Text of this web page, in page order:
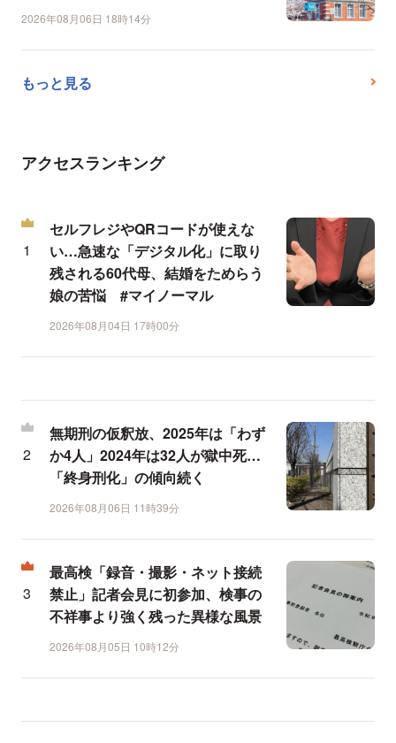
2026年08月06日 18時14分
もっと見る
アクセスランキング
セルフレジやQRコードが使えな
い…急速な「デジタル化」に取り
残される60代母、結婚をためらう
娘の苦悩 #マイノーマル
2026年08月04日 17時00分
無期刑の仮釈放、2025年は「わず
か4人」2024年は32人が獄中死…
「終身刑化」の傾向続く
2026年08月06日 11時39分
最高検「録音・撮影・ネット接続
禁止」記者会見に初参加、検事の
不祥事より強く残った異様な風景
2026年08月05日 10時12分